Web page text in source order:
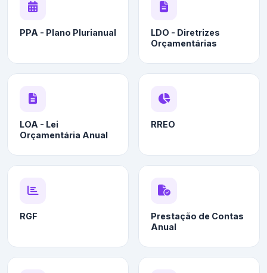
PPA - Plano Plurianual
LDO - Diretrizes
Orçamentárias
LOA - Lei
Orçamentária Anual
RREO
RGF
Prestação de Contas
Anual